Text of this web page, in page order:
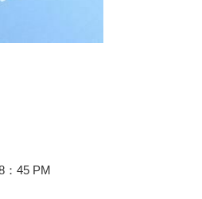
：45 PM